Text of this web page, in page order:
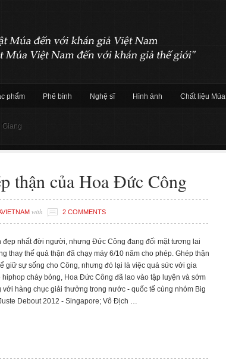
phẩm Phê bình Nghệ sĩ Hình ảnh Chất liệu Múa
Giang
thận của Hoa Đức Công
with 2 COMMENTS
đẹp nhất đời người, nhưng Đức Công đang đối mặt tương lai
thay thế quả thận đã chạy máy 6/10 năm cho phép. Ghép thận
giữ sự sống cho Công, nhưng đó lại là việc quá sức với gia
cháy bỏng, Hoa Đức Công đã lao vào tập luyện và sớm
với hàng chục giải thưởng trong nước - quốc tế cùng nhóm Big
Debout 2012 - Singapore; Vô Địch …